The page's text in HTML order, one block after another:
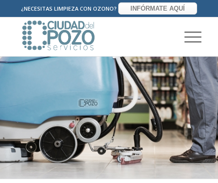
¿NECESITAS LIMPIEZA CON OZONO? INFÓRMATE AQUÍ